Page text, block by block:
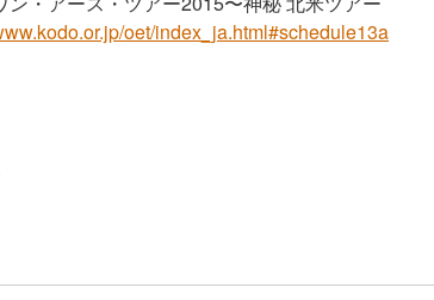
oet/index_ja.html#schedule13a